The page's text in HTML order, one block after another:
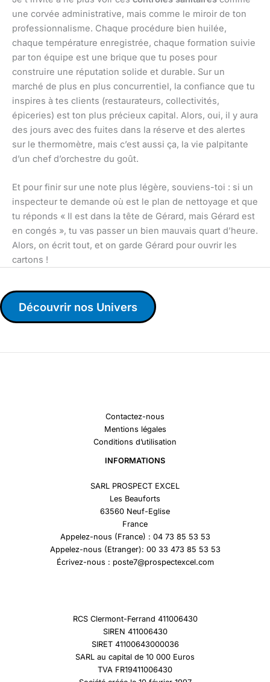
une corvée administrative, mais comme le miroir de ton
professionnalisme. Chaque procédure bien huilée,
chaque température enregistrée, chaque formation suivie
par ton équipe est une brique que tu poses pour
construire une réputation solide et durable. Sur un
marché de plus en plus concurrentiel, la confiance que tu
inspires à tes clients (restaurateurs, collectivités,
épiceries) est ton plus précieux capital. Alors, oui, il y aura
des jours avec des fuites dans la réserve et des alertes
sur le thermomètre, mais c’est aussi ça, la vie palpitante
d’un chef d’orchestre du goût.
Et pour finir sur une note plus légère, souviens-toi : si un
inspecteur te demande où est le plan de nettoyage et que
tu réponds « Il est dans la tête de Gérard, mais Gérard est
en congés », tu vas passer un bien mauvais quart d’heure.
Alors, on écrit tout, et on garde Gérard pour ouvrir les
cartons !
Découvrir nos Univers
Contactez-nous
Mentions légales
Conditions d’utilisation
INFORMATIONS
SARL PROSPECT EXCEL
Les Beauforts
63560 Neuf-Eglise
France
Appelez-nous (France) : 04 73 85 53 53
Appelez-nous (Etranger): 00 33 473 85 53 53
Écrivez-nous : poste7@prospectexcel.com
RCS Clermont-Ferrand 411006430
SIREN 411006430
SIRET 41100643000036
SARL au capital de 10 000 Euros
TVA FR19411006430